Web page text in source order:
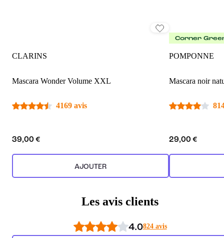
CLARINS
Mascara Wonder Volume XXL
4169 avis
39,00 €
AJOUTER
Corner
POMPONNE
Mascara noir
29,00 €
Les avis clients
4.0824 avis